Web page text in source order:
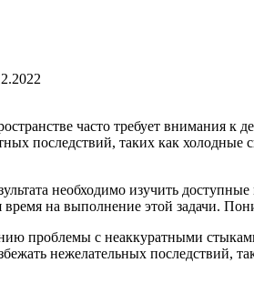
часто требует внимания к
последствий, таких как
необходимо изучить
на выполнение этой задачи.
проблемы с неаккуратными
нежелательных последствий,